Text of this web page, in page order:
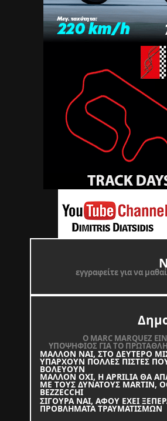
εγγραφείτε για να
O MARC MARQUEZ
ΥΠΟΨΗΦΙΟΣ ΓΙΑ ΤΟ
ΜΑΛΛΟΝ ΝΑΙ, ΣΤΟ ΔΕΥΤΕΡΟ
ΥΠΑΡΧΟΥΝ ΠΟΛΛΕΣ ΠΙΣΤΕΣ
ΒΟΛΕΥΟΥΝ
ΜΑΛΛΟΝ ΟΧΙ, Η APRILIA ΘΑ
ΜΕ ΤΟΥΣ ΔΥΝΑΤΟΥΣ MARTIN,
BEZZECCHI
ΣΙΓΟΥΡΑ ΝΑΙ, ΑΦΟΥ ΕΧΕΙ
ΠΡΟΒΛΗΜΑΤΑ ΤΡΑΥΜΑΤΙΣΜΩΝ